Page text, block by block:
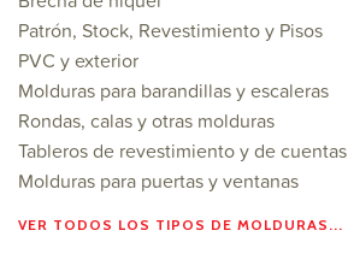
Patrón, Stock, Revestimiento y Pisos
PVC y exterior
Molduras para barandillas y escaleras
Rondas, calas y otras molduras
Tableros de revestimiento y de cuentas
Molduras para puertas y ventanas
VER TODOS LOS TIPOS DE MOLDURAS...